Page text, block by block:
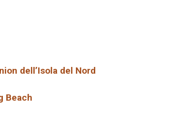
dell’Isola del Nord
Beach